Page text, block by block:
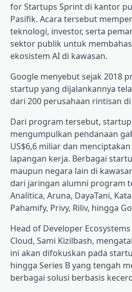
for Startups Sprint di kantor
Pasifik. Acara tersebut
teknologi, investor, serta
sektor publik untuk
ekosistem AI di kawasan.
Google menyebut sejak 2018
startup yang dijalankannya
dari 200 perusahaan rintisan di
Dari program tersebut,
mengumpulkan pendanaan
US$6,6 miliar dan
lapangan kerja. Berbagai
maupun negara lain di
dari jaringan alumni program
Analitica, Aruna, DayaTani,
Pahamify, Privy, Riliv, hingga
Head of Developer
Cloud, Sami Kizilbash,
ini akan difokuskan pada
hingga Series B yang tengah
berbagai solusi berbasis